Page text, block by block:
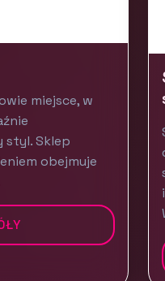
miejsce, w
styl. Sklep
obejmuje